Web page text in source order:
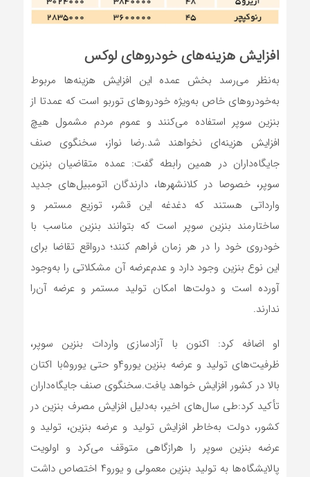
افزایش هزینه‌های خودروهای لوکس
به‌نظر می‌رسد بخش عمده این افزایش هزینه‌ها مربوط
به‌خودروهای خاص به‌ویژه خودروهای توربو است که عمدتا از
بنزین سوپر استفاده می‌کنند و عموم مردم مشمول هیچ
افزایش هزینه‌ای نخواهند شد.رضا نواز، سخنگوی صنف
جایگاه‌داران در همین رابطه گفت: عمده متقاضیان بنزین
سوپر، خصوصا در کلانشهرها، دارندگان اتومبیل‌های جدید
وارداتی هستند که دغدغه این قشر، توزیع مستمر و
ساختارمند بنزین سوپر است که بتوانند بنزین مناسب با
خودروی خود را در هر زمان فراهم کنند؛ درواقع تقاضا برای
این نوع بنزین وجود دارد و عدم‌عرضه آن مشکلاتی را به‌وجود
آورده است و دولت‌ها امکان تولید مستمر و عرضه آن‌را
ندارند.
او اضافه کرد: اکنون با آزادسازی واردات بنزین سوپر،
ظرفیت‌های تولید و عرضه بنزین یورو۴و حتی یورو۵با اکتان
بالا در کشور افزایش خواهد یافت.سخنگوی صنف جایگاه‌داران
تأکید کرد:طی سال‌های اخیر، به‌دلیل افزایش مصرف بنزین در
کشور، دولت به‌خاطر افزایش تولید و عرضه بنزین، تولید و
عرضه بنزین سوپر را هرازگاهی متوقف می‌کرد و اولویت
پالایشگاه‌ها به تولید بنزین معمولی و یورو۴ اختصاص داشت